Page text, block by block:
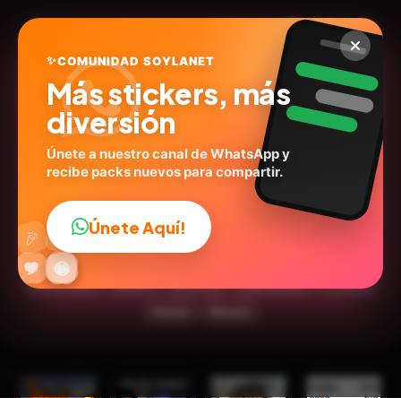
PRA FLERTAR COM SEU
AMOR ❤️
@immatheus
15stickers
😎
😂
🔥
💬
❤️ ✨
🤩
😜
🎉 👍
✨COMUNIDAD SOYLANET
Más stickers, más
diversión
Únete a nuestro canal de WhatsApp y
recibe packs nuevos para compartir.
Únete Aquí!